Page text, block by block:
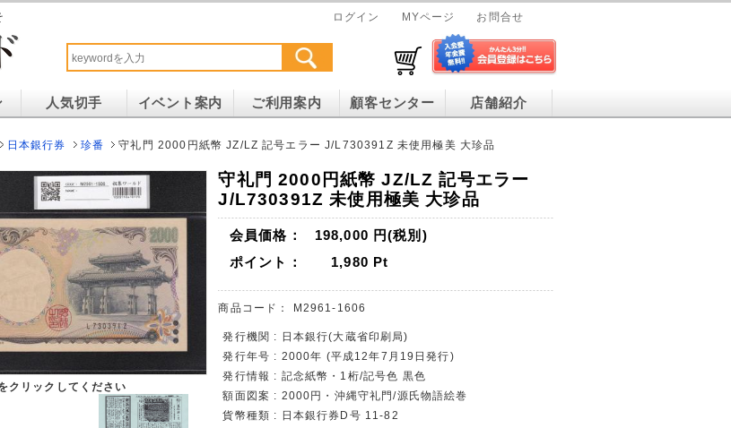
ログイン MYページ お問合せ
人気切手 イベント案内 ご利用案内 顧客センター 店舗紹介
日本銀行券 珍番 守礼門 2000円紙幣 JZ/LZ 記号エラー J/L730391Z 未使用極美 大珍品
クリックしてください
守礼門 2000円紙幣 JZ/LZ 記号エラー
J/L730391Z 未使用極美 大珍品
会員価格： 198,000 円(税別)
ポイント：
1,980 Pt
商品コード： M2961-1606
発行機関 : 日本銀行(大蔵省印刷局)
発行年号 : 2000年 (平成12年7月19日発行)
発行情報 : 記念紙幣・1桁/記号色 黒色
額面図案 : 2000円・沖縄守礼門/源氏物語絵巻
貨幣種類 : 日本銀行券D号 11-82